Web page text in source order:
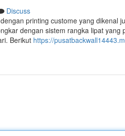
Discuss
printing custome yang dikenal
dengan sistem rangka lipat
Berikut https://